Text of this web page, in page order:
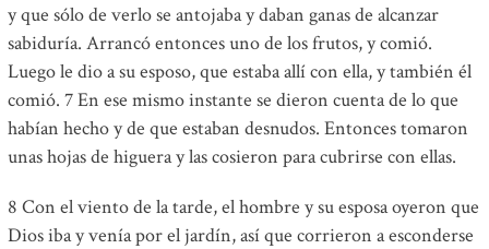
y que sólo de verlo se antojaba y daban ganas de alcanzar
sabiduría. Arrancó entonces uno de los frutos, y comió.
Luego le dio a su esposo, que estaba allí con ella, y también él
comió. 7 En ese mismo instante se dieron cuenta de lo que
habían hecho y de que estaban desnudos. Entonces tomaron
unas hojas de higuera y las cosieron para cubrirse con ellas.
8 Con el viento de la tarde, el hombre y su esposa oyeron que
Dios iba y venía por el jardín, así que corrieron a esconderse